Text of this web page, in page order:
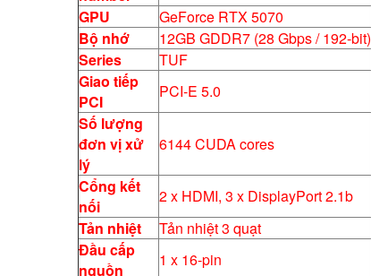
GPU
GeForce RTX 5070
Bộ nhớ
12GB GDDR7 (28 Gbps / 192-bit)
Series
TUF
Giao tiếp
PCI
PCI-E 5.0
Số lượng
đơn vị xử
lý
6144 CUDA cores
Cổng kết
nối
2 x HDMI, 3 x DisplayPort 2.1b
Tản nhiệt
Tản nhiệt 3 quạt
Đầu cấp
nguồn
1 x 16-pin